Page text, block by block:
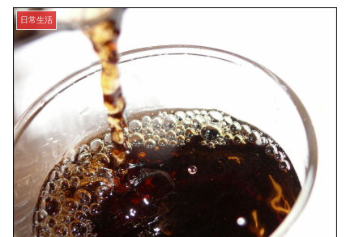
日常生活